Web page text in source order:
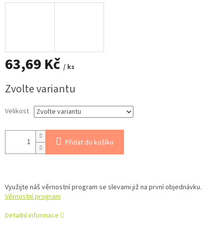
63,69 Kč / ks
cena:
Zvolte variantu
Velikost
Přidat do košíku
Využijte náš věrnostní program se slevami již na první objednávku.
Věrnostní program
Detailní informace